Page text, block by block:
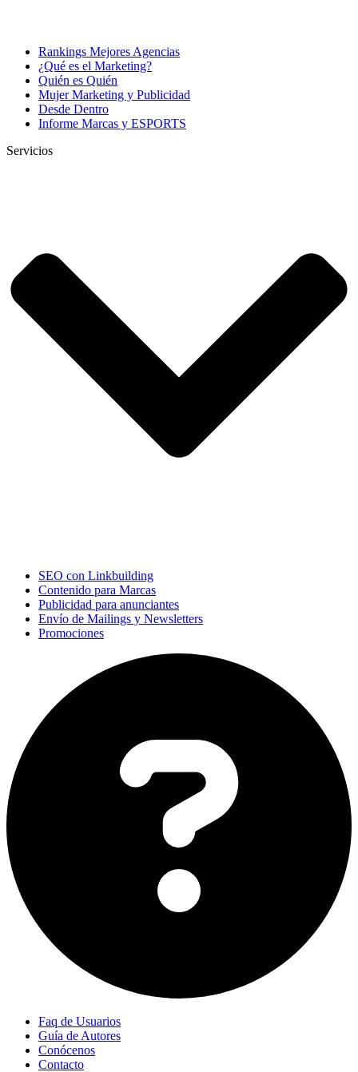
Rankings Mejores Agencias
¿Qué es el Marketing?
Quién es Quién
Mujer Marketing y Publicidad
Desde Dentro
Informe Marcas y ESPORTS
Servicios
SEO con Linkbuilding
Contenido para Marcas
Publicidad para anunciantes
Envío de Mailings y Newsletters
Promociones
Faq de Usuarios
Guía de Autores
Conócenos
Contacto